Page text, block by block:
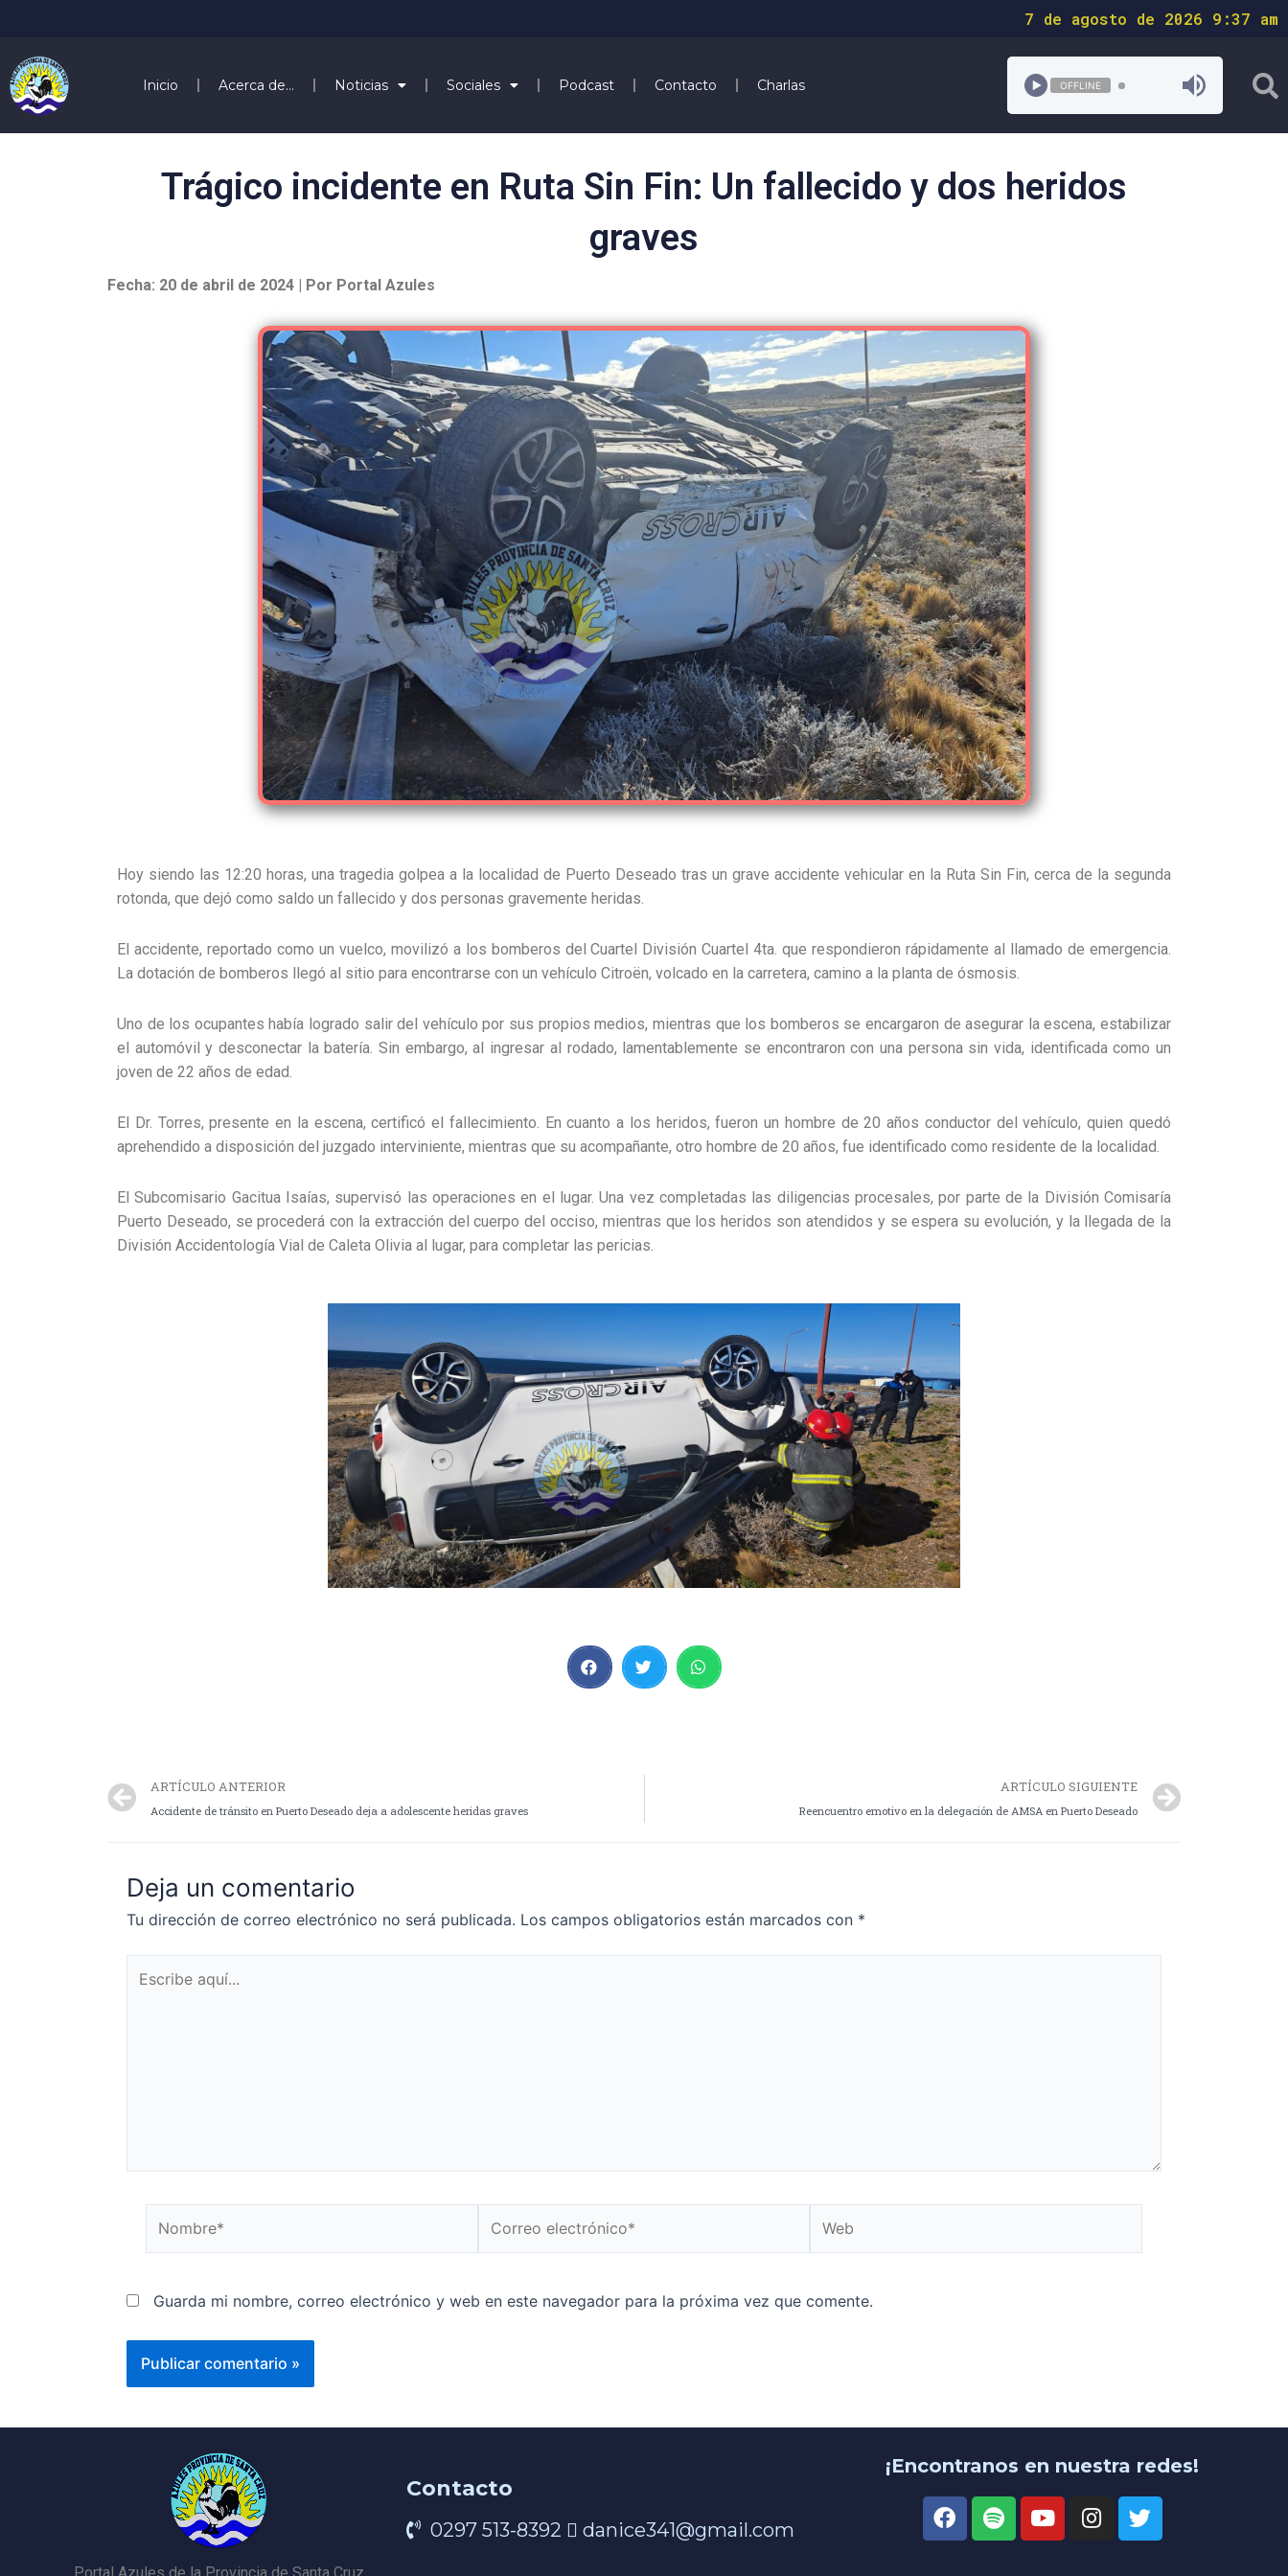
7 de agosto de 2026 9:37 am
Inicio Acerca de… Noticias Sociales Podcast Contacto Charlas OFFLINE
Trágico incidente en Ruta Sin Fin: Un fallecido y dos heridos
graves
Fecha: 20 de abril de 2024 | Por Portal Azules
Hoy siendo las 12:20 horas, una tragedia golpea a la localidad de Puerto Deseado tras un grave accidente vehicular en la Ruta Sin Fin, cerca de la segunda
rotonda, que dejó como saldo un fallecido y dos personas gravemente heridas.
El accidente, reportado como un vuelco, movilizó a los bomberos del Cuartel División Cuartel 4ta. que respondieron rápidamente al llamado de emergencia.
La dotación de bomberos llegó al sitio para encontrarse con un vehículo Citroën, volcado en la carretera, camino a la planta de ósmosis.
Uno de los ocupantes había logrado salir del vehículo por sus propios medios, mientras que los bomberos se encargaron de asegurar la escena, estabilizar
el automóvil y desconectar la batería. Sin embargo, al ingresar al rodado, lamentablemente se encontraron con una persona sin vida, identificada como un
joven de 22 años de edad.
El Dr. Torres, presente en la escena, certificó el fallecimiento. En cuanto a los heridos, fueron un hombre de 20 años conductor del vehículo, quien quedó
aprehendido a disposición del juzgado interviniente, mientras que su acompañante, otro hombre de 20 años, fue identificado como residente de la localidad.
El Subcomisario Gacitua Isaías, supervisó las operaciones en el lugar. Una vez completadas las diligencias procesales, por parte de la División Comisaría
Puerto Deseado, se procederá con la extracción del cuerpo del occiso, mientras que los heridos son atendidos y se espera su evolución, y la llegada de la
División Accidentología Vial de Caleta Olivia al lugar, para completar las pericias.
ARTÍCULO ANTERIOR
Accidente de tránsito en Puerto Deseado deja a adolescente heridas graves
ARTÍCULO SIGUIENTE
Reencuentro emotivo en la delegación de AMSA en Puerto Deseado
Deja un comentario
Tu dirección de correo electrónico no será publicada. Los campos obligatorios están marcados con *
Guarda mi nombre, correo electrónico y web en este navegador para la próxima vez que comente.
Contacto
0297 513-8392 danice341@gmail.com
¡Encontranos en nuestra redes!